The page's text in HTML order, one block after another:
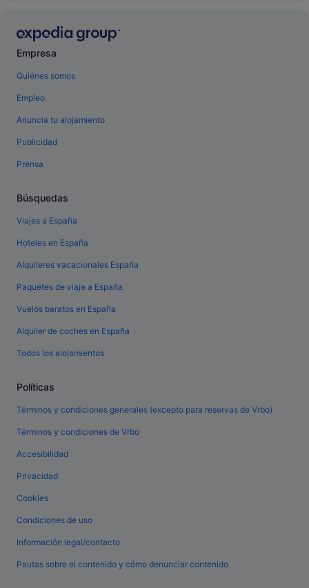
Empresa
Quiénes somos
Empleo
Anuncia tu alojamiento
Publicidad
Prensa
Búsquedas
Viajes a España
Hoteles en España
Alquileres vacacionales España
Paquetes de viaje a España
Vuelos baratos en España
Alquiler de coches en España
Todos los alojamientos
Políticas
Términos y condiciones generales (excepto para reservas de Vrbo)
Términos y condiciones de Vrbo
Accesibilidad
Privacidad
Cookies
Condiciones de uso
Información legal/contacto
Pautas sobre el contenido y cómo denunciar contenido